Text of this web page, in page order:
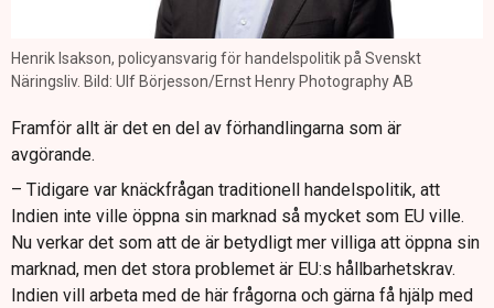
Henrik Isakson, policyansvarig för handelspolitik på Svenskt
Näringsliv. Bild: Ulf Börjesson/Ernst Henry Photography AB
Framför allt är det en del av förhandlingarna som är
avgörande.
– Tidigare var knäckfrågan traditionell handelspolitik, att
Indien inte ville öppna sin marknad så mycket som EU ville.
Nu verkar det som att de är betydligt mer villiga att öppna sin
marknad, men det stora problemet är EU:s hållbarhetskrav.
Indien vill arbeta med de här frågorna och gärna få hjälp med